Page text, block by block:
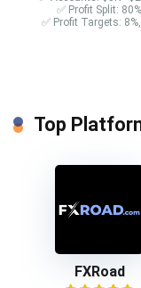
✅ Profit Split: 80%
✅ Profit Targets:
Top
FXRoad